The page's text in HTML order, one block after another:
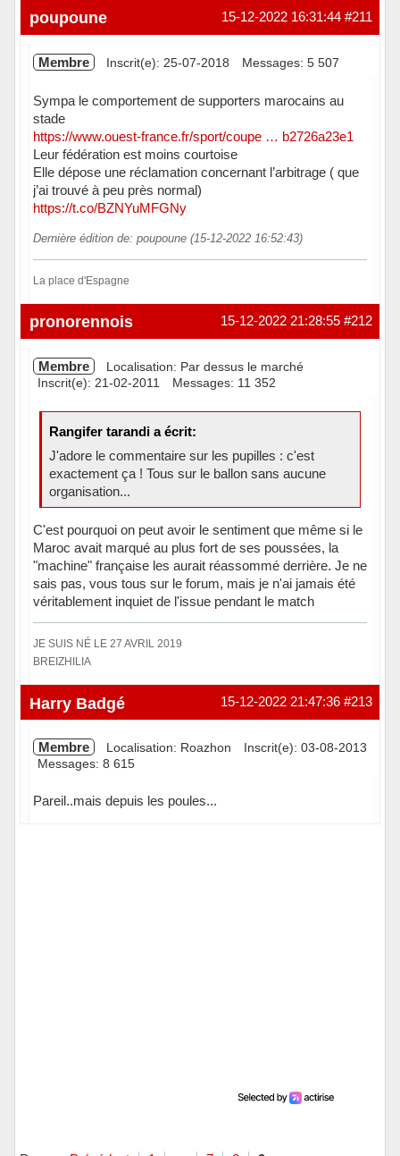
Hors ligne #211
15-12-2022 16:31:44
poupoune
Membre Inscrit(e): 25-07-2018 Messages: 5 507
Sympa le comportement de supporters marocains au
stade
https://www.ouest-france.fr/sport/coupe … b2726a23e1
Leur fédération est moins courtoise
Elle dépose une réclamation concernant l’arbitrage ( que
j’ai trouvé à peu près normal)
https://t.co/BZNYuMFGNy
Dernière édition de: poupoune (15-12-2022 16:52:43)
La place d'Espagne
Hors ligne #212
15-12-2022 21:28:55
pronorennois
Membre
Localisation: Par dessus le marché
Inscrit(e): 21-02-2011
Messages: 11 352
Rangifer tarandi a écrit:
J'adore le commentaire sur les pupilles : c'est
exactement ça ! Tous sur le ballon sans aucune
organisation...
C'est pourquoi on peut avoir le sentiment que même si le
Maroc avait marqué au plus fort de ses poussées, la
"machine" française les aurait réassommé derrière. Je ne
sais pas, vous tous sur le forum, mais je n'ai jamais été
véritablement inquiet de l'issue pendant le match
JE SUIS NÉ LE 27 AVRIL 2019
BREIZHILIA
Hors ligne #213
15-12-2022 21:47:36
Harry Badgé
Membre Localisation: Roazhon
Inscrit(e): 03-08-2013
Messages: 8 615
Pareil..mais depuis les poules...